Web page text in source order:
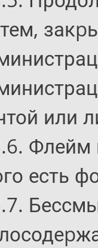
или
Флейм
есть